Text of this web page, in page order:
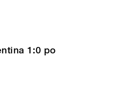
1:0 po